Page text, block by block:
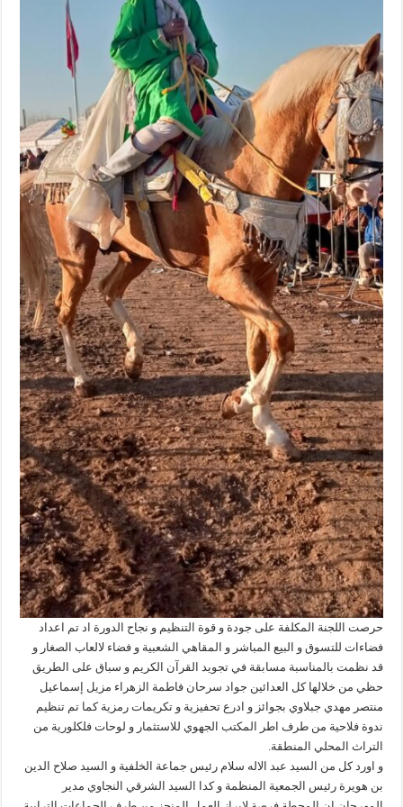
حرصت اللجنة المكلفة على جودة و قوة التنظيم و نجاح الدورة اد تم اعداد
فضاءات للتسوق و البيع المباشر و المقاهي الشعبية و فضاء لالعاب الصغار و
قد نظمت بالمناسبة مسابقة في تجويد القرآن الكريم و سباق على الطريق
حظي من خلالها كل العدائين جواد سرحان فاطمة الزهراء مزيل إسماعيل
منتصر مهدي جبلاوي بجوائز و ادرع تحفيزية و تكريمات رمزية كما تم تنظيم
ندوة فلاحية من طرف اطر المكتب الجهوي للاستثمار و لوحات فلكلورية من
التراث المحلي المنطقة.
و اورد كل من السيد عبد الاله سلام رئيس جماعة الخلفية و السيد صلاح الدين
بن هويرة رئيس الجمعية المنظمة و كدا السيد الشرقي النجاوي مدير